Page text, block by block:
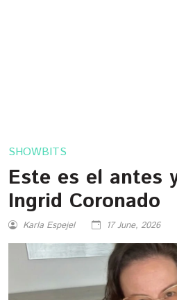
SHOWBITS
Este es el antes
Ingrid Coronado
Karla Espejel 17 June, 2026